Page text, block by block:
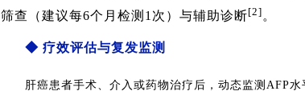
筛查（建议每6个月检测1次）与辅助诊断[2]。
◆ 疗效评估与复发监测
肝癌患者手术、介入或药物治疗后，动态监测AFP